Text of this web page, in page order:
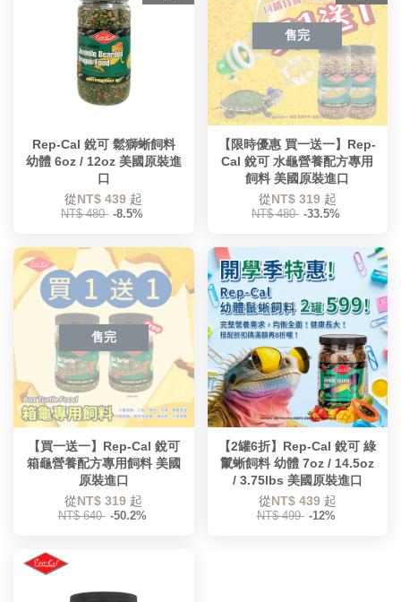
Rep-Cal 銳可 鬆獅蜥飼料
幼體 6oz / 12oz 美國原裝進
口
從NT$ 439 起
NT$ 480 -8.5%
售完
【限時優惠 買一送一】Rep-
Cal 銳可 水龜營養配方專用
飼料 美國原裝進口
從NT$ 319 起
NT$ 480 -33.5%
售完
【買一送一】Rep-Cal 銳可
箱龜營養配方專用飼料 美國
原裝進口
從NT$ 319 起
NT$ 640 -50.2%
【2罐6折】Rep-Cal 銳可 綠
鬣蜥飼料 幼體 7oz / 14.5oz
/ 3.75lbs 美國原裝進口
從NT$ 439 起
NT$ 499 -12%